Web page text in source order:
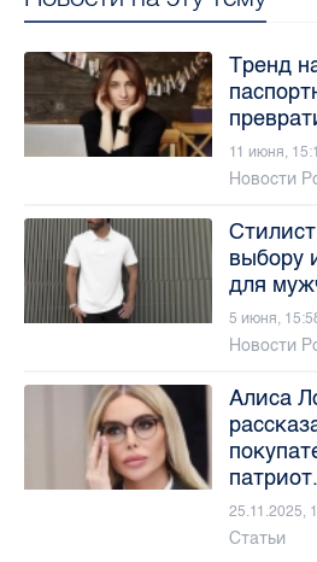
Тренд
11 июня,
Новости
выбору
для
5 июня,
Новости
Алиса
25.11.2025,
Статьи